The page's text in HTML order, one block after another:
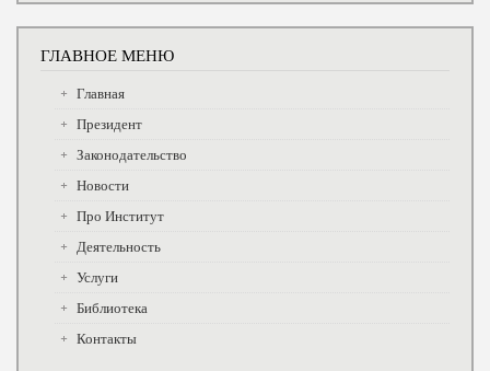
ГЛАВНОЕ МЕНЮ
Главная
Президент
Законодательство
Новости
Про Институт
Деятельность
Услуги
Библиотека
Контакты